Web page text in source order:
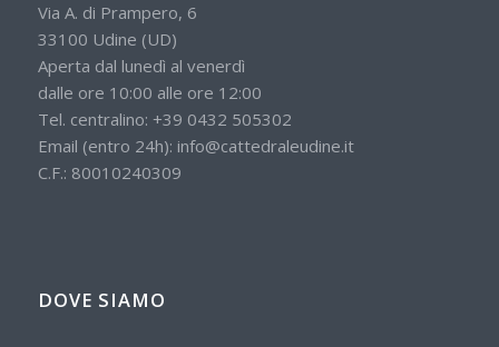
Via A. di Prampero, 6
33100 Udine (UD)
Aperta dal lunedì al venerdì
dalle ore 10:00 alle ore 12:00
Tel. centralino: +39 0432 505302
Email (entro 24h): info@cattedraleudine.it
C.F.: 80010240309
DOVE SIAMO